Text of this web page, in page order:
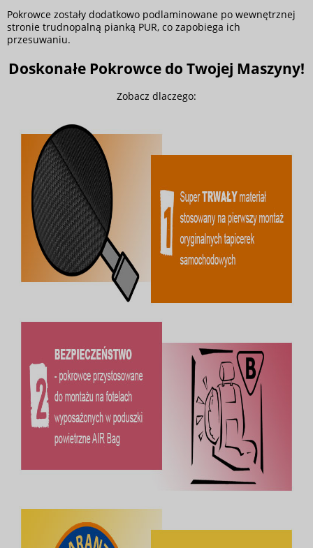
Pokrowce zostały dodatkowo podlaminowane po wewnętrznej
stronie trudnopalną pianką PUR, co zapobiega ich
przesuwaniu.
Doskonałe Pokrowce do Twojej Maszyny!
Zobacz dlaczego: